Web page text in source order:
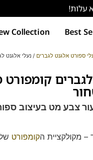
Best
Collection
ספורט אלגנט לגברים / נעלי אלגנט
קומפורט
צבע מט בעיצוב
– מקולקציית הקומפורט